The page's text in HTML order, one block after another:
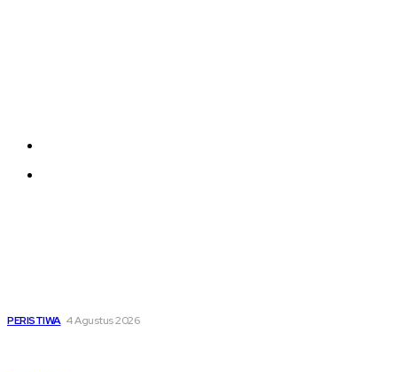
PERISTIWA 4 Agustus 2026